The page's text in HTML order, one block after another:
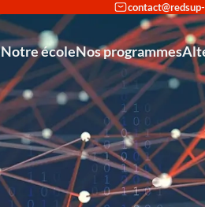
Notre école
Partenariat avec Cisco et
Nos programmes
Mastère